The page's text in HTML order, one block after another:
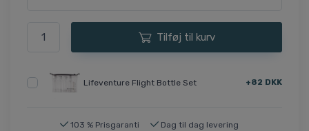
Tilføj til kurv
Lifeventure Flight Bottle Set +82 DKK
103 % Prisgaranti
Dag til dag levering